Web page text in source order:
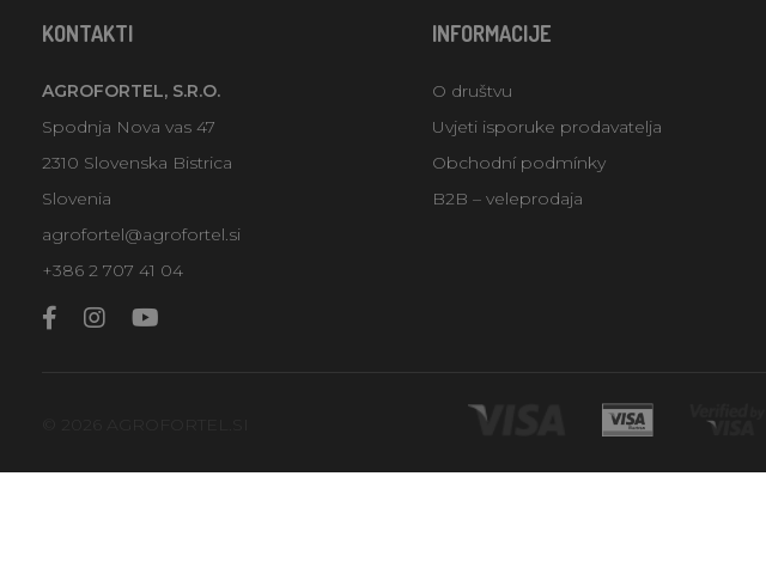
KONTAKTI
AGROFORTEL, S.R.O.
Spodnja Nova vas 47
2310 Slovenska Bistrica
Slovenia
agrofortel@agrofortel.si
+386 2 707 41 04
INFORMACIJE
O društvu
Uvjeti isporuke prodavatelja
Obchodní podmínky
B2B – veleprodaja